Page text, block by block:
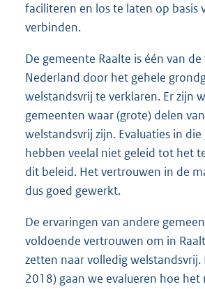
faciliteren en los te laten op basis
verbinden.
De gemeente Raalte is één van
Nederland door het gehele
welstandsvrij te verklaren. Er zijn
gemeenten waar (grote) delen
welstandsvrij zijn. Evaluaties in
hebben veelal niet geleid tot het
dit beleid. Het vertrouwen in de
dus goed gewerkt.
De ervaringen van andere
voldoende vertrouwen om in
zetten naar volledig welstandsvrij.
2018) gaan we evalueren hoe het